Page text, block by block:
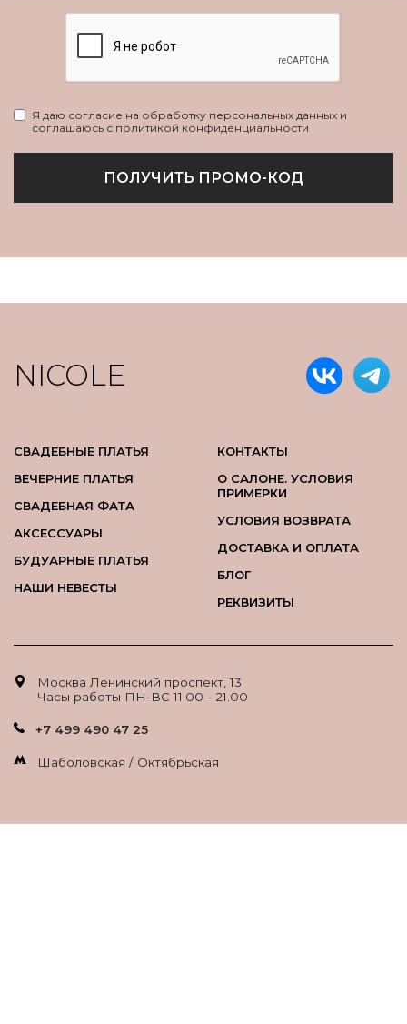
Я даю согласие на обработку персональных данных и
соглашаюсь с политикой конфиденциальности
ПОЛУЧИТЬ ПРОМО-КОД
NICOLE
СВАДЕБНЫЕ ПЛАТЬЯ
ВЕЧЕРНИЕ ПЛАТЬЯ
СВАДЕБНАЯ ФАТА
АКСЕССУАРЫ
БУДУАРНЫЕ ПЛАТЬЯ
НАШИ НЕВЕСТЫ
КОНТАКТЫ
О САЛОНЕ. УСЛОВИЯ
ПРИМЕРКИ
УСЛОВИЯ ВОЗВРАТА
ДОСТАВКА И ОПЛАТА
БЛОГ
РЕКВИЗИТЫ
Москва Ленинский проспект, 13
Часы работы ПН-ВС 11.00 - 21.00
+7 499 490 47 25
Шаболовская / Октябрьская